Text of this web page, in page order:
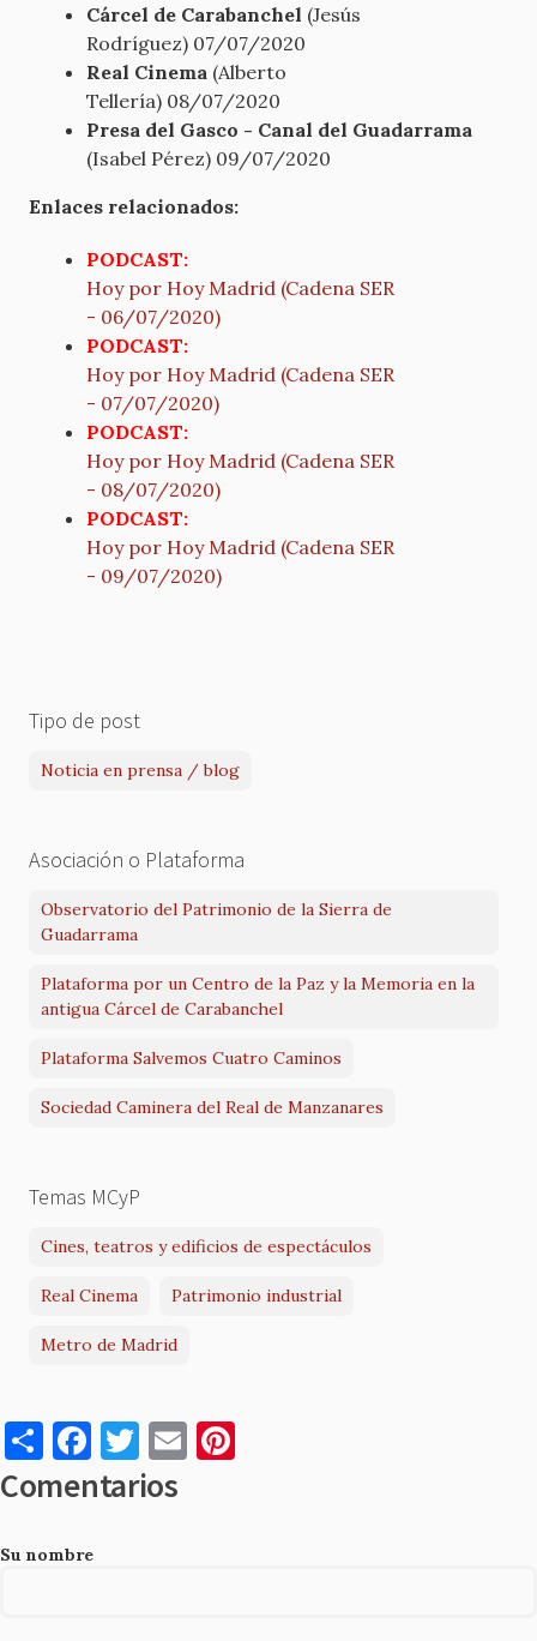
Cárcel de Carabanchel (Jesús
Rodríguez) 07/07/2020
Real Cinema (Alberto
Tellería) 08/07/2020
Presa del Gasco - Canal del Guadarrama
(Isabel Pérez) 09/07/2020
Enlaces relacionados:
PODCAST:
Hoy por Hoy Madrid (Cadena SER
- 06/07/2020)
PODCAST:
Hoy por Hoy Madrid (Cadena SER
- 07/07/2020)
PODCAST:
Hoy por Hoy Madrid (Cadena SER
- 08/07/2020)
PODCAST:
Hoy por Hoy Madrid (Cadena SER
- 09/07/2020)
Tipo de post
Noticia en prensa / blog
Asociación o Plataforma
Observatorio del Patrimonio de la Sierra de
Guadarrama
Plataforma por un Centro de la Paz y la Memoria en la
antigua Cárcel de Carabanchel
Plataforma Salvemos Cuatro Caminos
Sociedad Caminera del Real de Manzanares
Temas MCyP
Cines, teatros y edificios de espectáculos
Real Cinema Patrimonio industrial
Metro de Madrid
S
h
ar
e
F
a
c
e
T
w
it
E
m
Comentarios
Su nombre